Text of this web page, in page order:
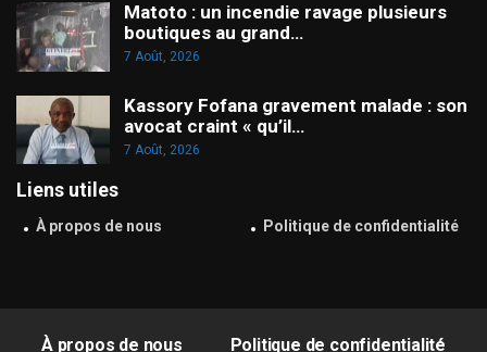
Matoto : un incendie ravage plusieurs
boutiques au grand…
7 Août, 2026
Kassory Fofana gravement malade : son
avocat craint « qu’il…
7 Août, 2026
Liens utiles
À propos de nous Politique de confidentialité
À propos de nous Politique de confidentialité